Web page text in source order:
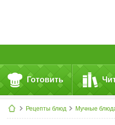
Готовить
Рецепты блюд Мучные